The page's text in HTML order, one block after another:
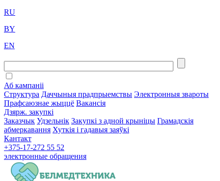
RU
BY
EN
Аб кампаніі
Структура Даччыныя прадпрыемствы Электронныя звароты
Прафсаюзнае жыццё Вакансія
Дзярж. закупкі
Заказчык Удзельнік Закупкі з адной крыніцы Грамадскія
абмеркавання Хуткія і гадавыя заяўкі
Кантакт
+375-17-272 55 52
электронные обращения